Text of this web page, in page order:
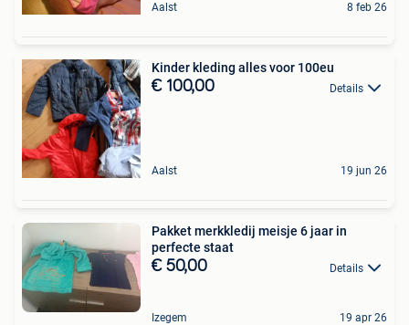
Aalst 8 feb 26
Kinder kleding alles voor 100eu
€ 100,00 Details
Aalst 19 jun 26
Pakket merkkledij meisje 6 jaar in
perfecte staat
€ 50,00 Details
Izegem 19 apr 26